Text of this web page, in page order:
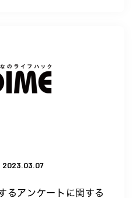
2023.03.07
るアンケートに関する